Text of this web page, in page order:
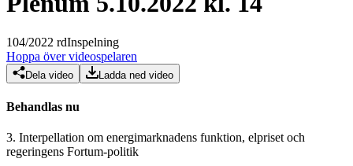
104/2022 rdInspelning
Hoppa över videospelaren
Dela video Ladda ned video
Behandlas nu
3. Interpellation om energimarknadens funktion, elpriset och
regeringens Fortum-politik